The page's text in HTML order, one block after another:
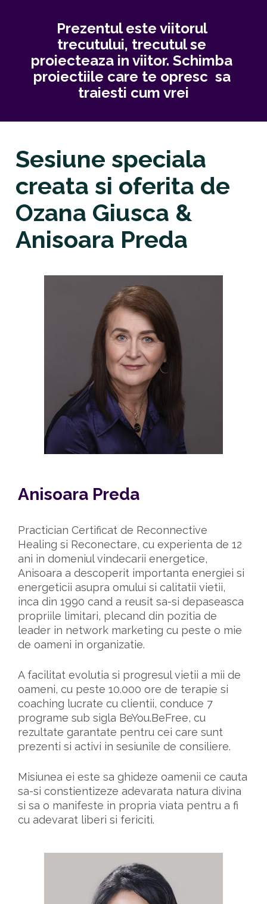
Prezentul este viitorul
trecutului, trecutul se
proiecteaza in viitor. Schimba
proiectiile care te opresc  sa
traiesti cum vrei
Sesiune speciala
creata si oferita de
Ozana Giusca &
Anisoara Preda
Anisoara Preda
Practician Certificat de Reconnective
Healing si Reconectare, cu experienta de 12
ani in domeniul vindecarii energetice,
Anisoara a descoperit importanta energiei si
energeticii asupra omului si calitatii vietii,
inca din 1990 cand a reusit sa-si depaseasca
propriile limitari, plecand din pozitia de
leader in network marketing cu peste o mie
de oameni in organizatie.
A facilitat evolutia si progresul vietii a mii de
oameni, cu peste 10.000 ore de terapie si
coaching lucrate cu clientii, conduce 7
programe sub sigla BeYou.BeFree, cu
rezultate garantate pentru cei care sunt
prezenti si activi in sesiunile de consiliere.
Misiunea ei este sa ghideze oamenii ce cauta
sa-si constientizeze adevarata natura divina
si sa o manifeste in propria viata pentru a fi
cu adevarat liberi si fericiti.